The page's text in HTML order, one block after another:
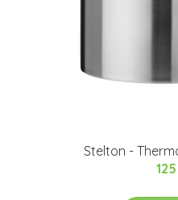
Stelton -